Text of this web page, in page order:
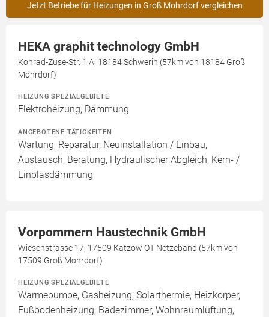
Jetzt Betriebe für Heizungen in Groß Mohrdorf vergleichen
HEKA graphit technology GmbH
Konrad-Zuse-Str. 1 A, 18184 Schwerin (57km von 18184 Groß
Mohrdorf)
HEIZUNG SPEZIALGEBIETE
Elektroheizung, Dämmung
ANGEBOTENE TÄTIGKEITEN
Wartung, Reparatur, Neuinstallation / Einbau,
Austausch, Beratung, Hydraulischer Abgleich, Kern- /
Einblasdämmung
Vorpommern Haustechnik GmbH
Wiesenstrasse 17, 17509 Katzow OT Netzeband (57km von
17509 Groß Mohrdorf)
HEIZUNG SPEZIALGEBIETE
Wärmepumpe, Gasheizung, Solarthermie, Heizkörper,
Fußbodenheizung, Badezimmer, Wohnraumlüftung,